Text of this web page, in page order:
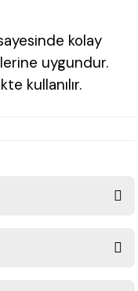
kolay
uygundur.
kullanılır.